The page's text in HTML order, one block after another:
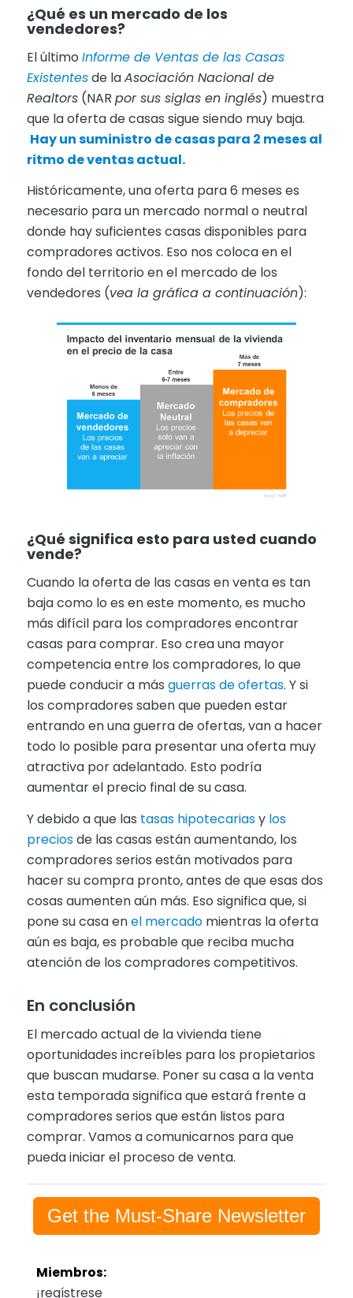
¿Qué es un mercado de los
vendedores?
El último Informe de Ventas de las Casas
Existentesde laAsociación Nacional de
Realtors(NAR por sus siglas en inglés) muestra
que la oferta de casas sigue siendo muy baja.
Hay un suministro de casas para 2 meses al
ritmo de ventas actual.
Históricamente, una oferta para 6 meses es
necesario para un mercado normal o neutral
donde hay suficientes casas disponibles para
compradores activos. Eso nos coloca en el
fondo del territorio en el mercado de los
vendedores (vea la gráfica a continuación):
¿Qué significa esto para usted cuando
vende?
Cuando la oferta de las casas en venta es tan
baja como lo es en este momento, es mucho
más difícil para los compradores encontrar
casas para comprar. Eso crea una mayor
competencia entre los compradores, lo que
puede conducir a más guerras de ofertas. Y si
los compradores saben que pueden estar
entrando en una guerra de ofertas, van a hacer
todo lo posible para presentar una oferta muy
atractiva por adelantado. Esto podría
aumentar el precio final de su casa.
Y debido a que las tasas hipotecariasy los
preciosde las casas están aumentando, los
compradores serios están motivados para
hacer su compra pronto, antes de que esas dos
cosas aumenten aún más. Eso significa que, si
pone su casa enel mercadomientras la oferta
aún es baja, es probable que reciba mucha
atención de los compradores competitivos.
En conclusión
El mercado actual de la vivienda tiene
oportunidades increíbles para los propietarios
que buscan mudarse. Poner su casa a la venta
esta temporada significa que estará frente a
compradores serios que están listos para
comprar. Vamos a comunicarnos para que
pueda iniciar el proceso de venta.
Get the Must-Share Newsletter
Miembros:
¡regístrese